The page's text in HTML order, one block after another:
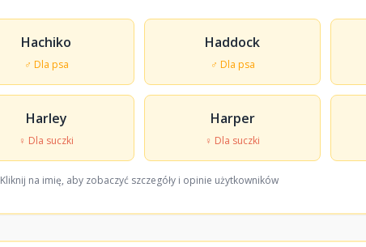
Hachiko
♂ Dla psa
Haddock
♂ Dla psa
Harley
♀ Dla suczki
Harper
♀ Dla suczki
Kliknij na imię, aby zobaczyć szczegóły i opinie użytkowników